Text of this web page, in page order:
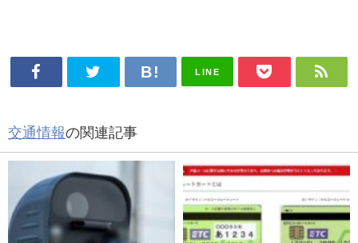
LINE
交通情報の関連記事